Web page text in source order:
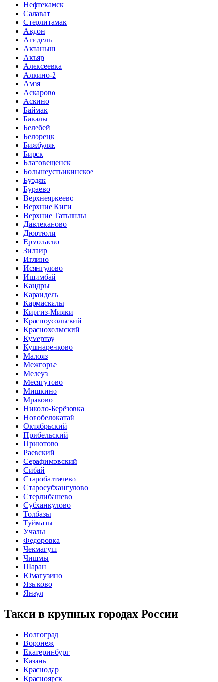
Нефтекамск
Салават
Стерлитамак
Авдон
Агидель
Актаныш
Акъяр
Алексеевка
Алкино-2
Амзя
Аскарово
Аскино
Баймак
Бакалы
Белебей
Белорецк
Бижбуляк
Бирск
Благовещенск
Большеустьикинское
Буздяк
Бураево
Верхнеяркеево
Верхние Киги
Верхние Татышлы
Давлеканово
Дюртюли
Ермолаево
Зилаир
Иглино
Исянгулово
Ишимбай
Кандры
Караидель
Кармаскалы
Киргиз-Мияки
Красноусольский
Краснохолмский
Кумертау
Кушнаренково
Малояз
Межгорье
Мелеуз
Месягутово
Мишкино
Мраково
Николо-Берёзовка
Новобелокатай
Октябрьский
Прибельский
Приютово
Раевский
Серафимовский
Сибай
Старобалтачево
Старосубхангулово
Стерлибашево
Субханкулово
Толбазы
Туймазы
Учалы
Федоровка
Чекмагуш
Чишмы
Шаран
Юмагузино
Языково
Янаул
Такси в крупных городах России
Волгоград
Воронеж
Екатеринбург
Казань
Краснодар
Красноярск